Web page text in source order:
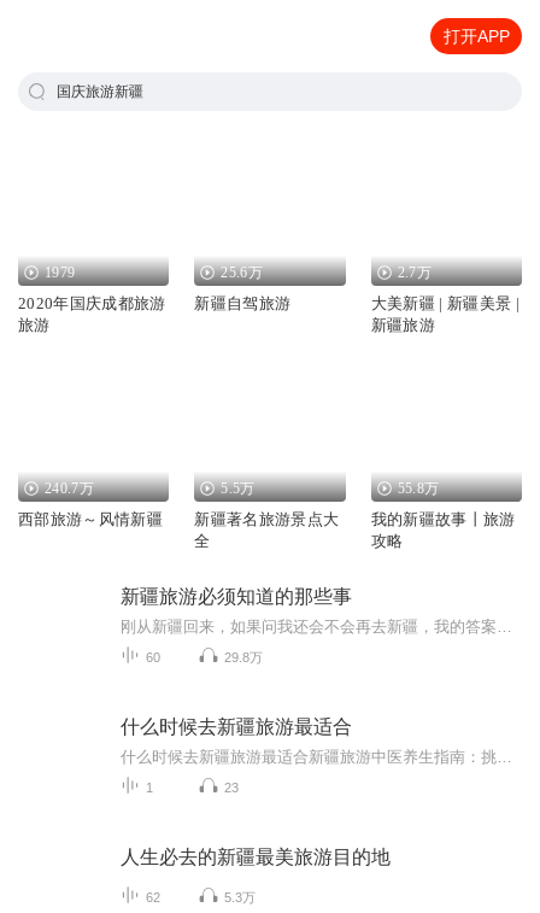
打开APP
国庆旅游新疆
1979
2020年国庆成都旅游
旅游
25.6万
新疆自驾旅游
2.7万
大美新疆 | 新疆美景 |
新疆旅游
240.7万
西部旅游～风情新疆
5.5万
新疆著名旅游景点大
全
55.8万
我的新疆故事丨旅游
攻略
新疆旅游必须知道的那些事
60 29.8万
什么时候去新疆旅游最适合
1 23
人生必去的新疆最美旅游目的地
62 5.3万